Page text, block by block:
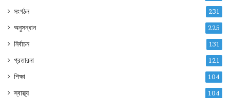
সংগঠন 231
অনুসন্ধান 225
নির্বাচন 131
প্রতারনা 121
শিক্ষা 104
স্বাস্থ্য 104